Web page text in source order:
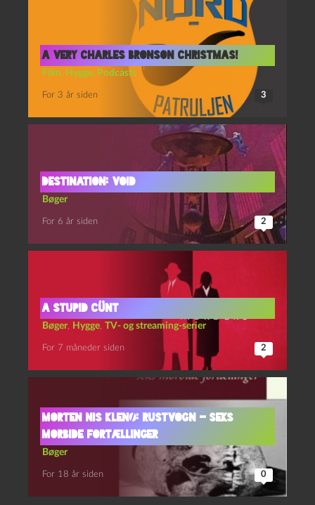
A very Charles Bronson Christmas!
Film, Hygge, Podcasts
For 3 år siden 3
Destination: Void
Bøger
For 6 år siden 2
A stupid cünt
Bøger Hygge TV- og streaming-serier
For 7 måneder siden 2
Morten Nis Klenø: Rustvogn – seks
morbide fortællinger
Bøger
For 18 år siden 0